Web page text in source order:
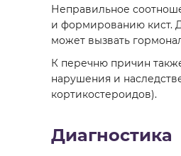
Неправильное
и формированию кист.
может вызвать
К перечню причин
нарушения и
кортикостероидов).
Диагностика